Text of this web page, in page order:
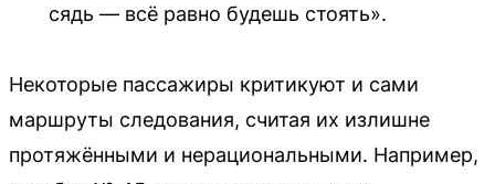
сядь — всё равно будешь стоять».
Некоторые пассажиры критикуют и сами
маршруты следования, считая их излишне
протяжёнными и нерациональными. Например,